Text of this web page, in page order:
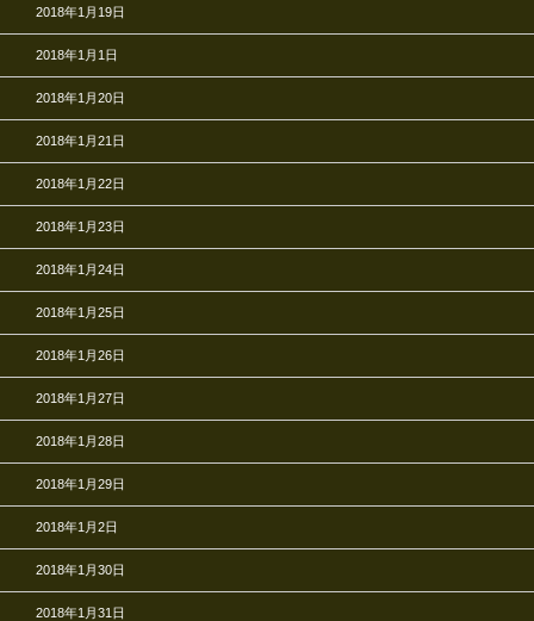
2018年1月19日
2018年1月1日
2018年1月20日
2018年1月21日
2018年1月22日
2018年1月23日
2018年1月24日
2018年1月25日
2018年1月26日
2018年1月27日
2018年1月28日
2018年1月29日
2018年1月2日
2018年1月30日
2018年1月31日